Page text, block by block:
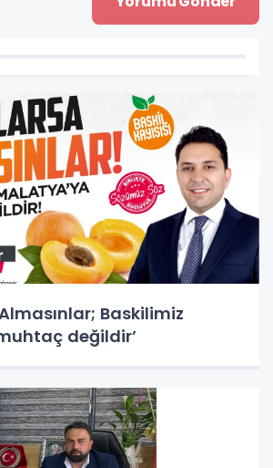
Baskilimiz
değildir’